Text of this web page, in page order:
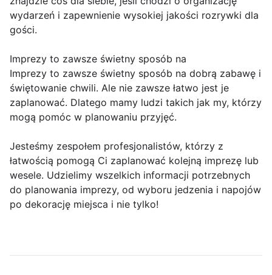
wydarzeń i zapewnienie wysokiej jakości rozrywki dla
gości.
Imprezy to zawsze świetny sposób na
Imprezy to zawsze świetny sposób na dobrą zabawę i
świętowanie chwili. Ale nie zawsze łatwo jest je
zaplanować. Dlatego mamy ludzi takich jak my, którzy
mogą pomóc w planowaniu przyjęć.
Jesteśmy zespołem profesjonalistów, którzy z
łatwością pomogą Ci zaplanować kolejną imprezę lub
wesele. Udzielimy wszelkich informacji potrzebnych
do planowania imprezy, od wyboru jedzenia i napojów
po dekorację miejsca i nie tylko!